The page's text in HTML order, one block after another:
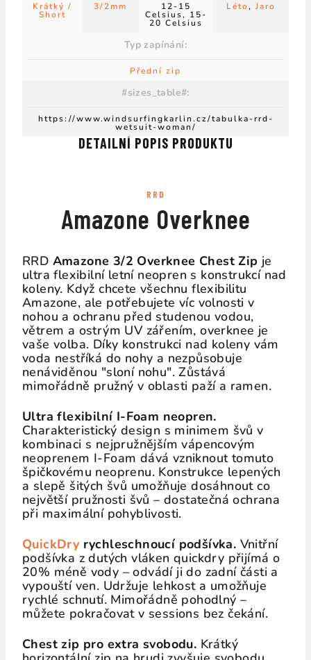
DETAILNÍ POPIS PRODUKTU
RRD
Amazone Overknee
RRD Amazone 3/2 Overknee Chest Zip je
ultra flexibilní letní neopren s konstrukcí nad
koleny. Když chcete všechnu flexibilitu
Amazone, ale potřebujete víc volnosti v
nohou a ochranu před studenou vodou,
větrem a ostrým UV zářením, overknee je
vaše volba. Díky konstrukci nad koleny vám
voda nestříká do nohy a nezpůsobuje
nenáviděnou "sloní nohu". Zůstává
mimořádně pružný v oblasti paží a ramen.
Ultra flexibilní I-Foam neopren.
Charakteristický design s minimem švů v
kombinaci s nejpružnějším vápencovým
neoprenem I-Foam dává vzniknout tomuto
špičkovému neoprenu. Konstrukce lepených
a slepě šitých švů umožňuje dosáhnout co
největší pružnosti švů – dostatečná ochrana
při maximální pohyblivosti.
QuickDry rychleschnoucí podšívka. Vnitřní
podšívka z dutých vláken quickdry přijímá o
20% méně vody – odvádí ji do zadní části a
vypouští ven. Udržuje lehkost a umožňuje
rychlé schnutí. Mimořádně pohodlný –
můžete pokračovat v sessions bez čekání.
Chest zip pro extra svobodu. Krátký
Krátký /
Short
3/2mm 12-15
Celsius, 15-
20 Celsius
Léto, Jaro
Typ zapínání:
Přední zip
#sizes_table#:
https://www.windsurfingkarlin.cz/tabulka-rrd-
wetsuit-woman/